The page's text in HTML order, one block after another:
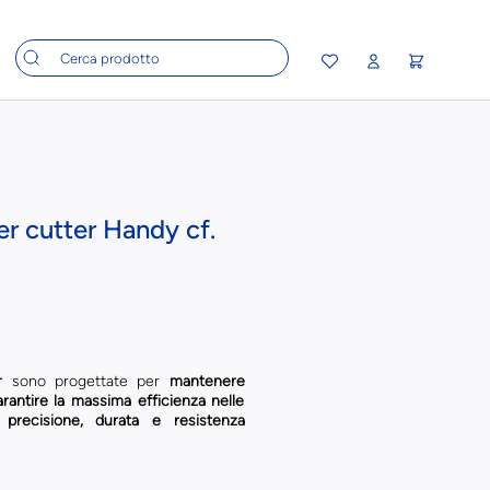
cutter Handy cf.
sono progettate per mantenere
la massima efficienza nelle
precisione, durata e resistenza